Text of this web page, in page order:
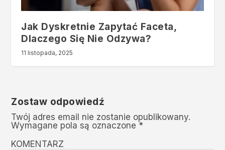
Jak Dyskretnie Zapytać Faceta,
Dlaczego Się Nie Odzywa?
11 listopada, 2025
Zostaw odpowiedź
Twój adres email nie zostanie opublikowany.
Wymagane pola są oznaczone *
KOMENTARZ